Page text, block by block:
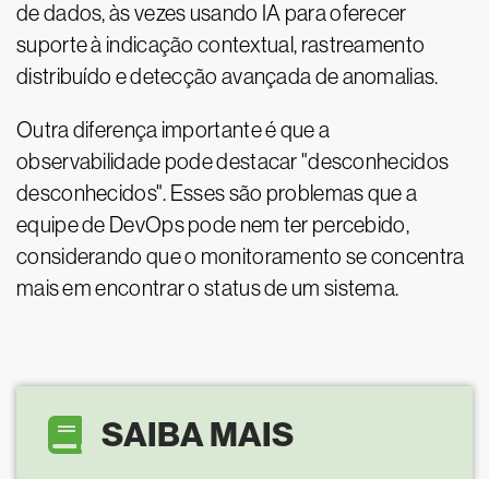
de dados, às vezes usando IA para oferecer
suporte à indicação contextual, rastreamento
distribuído e detecção avançada de anomalias.
Outra diferença importante é que a
observabilidade pode destacar "desconhecidos
desconhecidos". Esses são problemas que a
equipe de DevOps pode nem ter percebido,
considerando que o monitoramento se concentra
mais em encontrar o status de um sistema.
SAIBA MAIS